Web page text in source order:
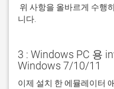
니다.
3 : Windows PC 용
Windows 7/10/11
이제 설치 한 에뮬레이터